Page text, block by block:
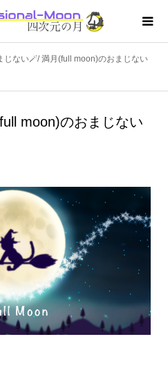
じない🪄/ 満月(full moon)のおまじない
moon)のおまじない